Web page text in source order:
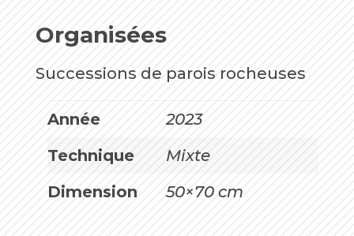
Organisées
Successions de parois rocheuses
Année
2023
Technique
Mixte
Dimension
50×70 cm